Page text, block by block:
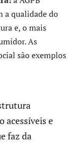
a qualidade do
e, o mais
As
são exemplos
acessíveis e
faz da